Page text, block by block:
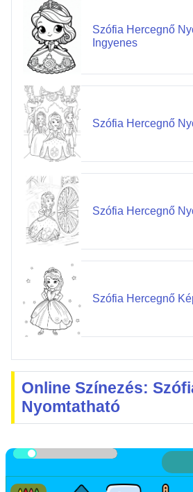
Szófia Hercegnő
Ingyenes
Szófia Hercegnő
Szófia Hercegnő
Szófia Hercegnő
Online Színezés:
Nyomtatható